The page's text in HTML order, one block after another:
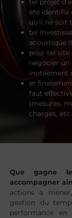
tel projet
été identifié
qu’il ne soit
tel
acoustique
pour tel site
négocier un
inutilement
et
faut
(mesures,
charges,
Que gagne
accompagner
actions à
gestion du
performance